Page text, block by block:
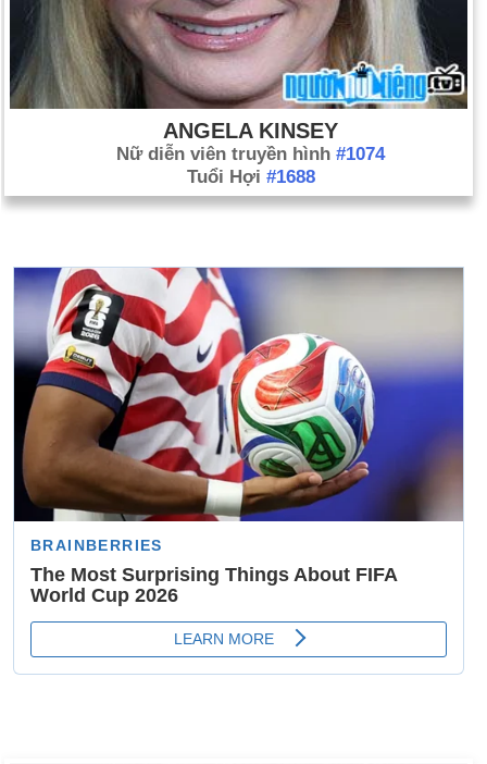
ANGELA KINSEY
Nữ diễn viên truyền hình #1074
Tuổi Hợi #1688